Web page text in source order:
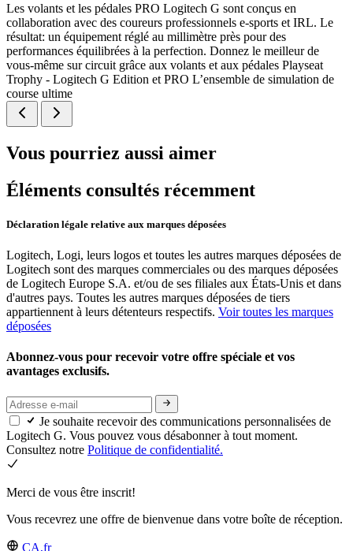
Les volants et les pédales PRO Logitech G sont conçus en
collaboration avec des coureurs professionnels e-sports et IRL. Le
résultat: un équipement réglé au millimètre près pour des
performances équilibrées à la perfection. Donnez le meilleur de
vous-même sur circuit grâce aux volants et aux pédales Playseat
Trophy - Logitech G Edition et PRO L’ensemble de simulation de
course ultime
Vous pourriez aussi aimer
Éléments consultés récemment
Déclaration légale relative aux marques déposées
Logitech, Logi, leurs logos et toutes les autres marques déposées de
Logitech sont des marques commerciales ou des marques déposées
de Logitech Europe S.A. et/ou de ses filiales aux États-Unis et dans
d'autres pays. Toutes les autres marques déposées de tiers
appartiennent à leurs détenteurs respectifs. Voir toutes les marques
déposées
Abonnez-vous pour recevoir votre offre spéciale et vos
avantages exclusifs.
Je souhaite recevoir des communications personnalisées de
Logitech G. Vous pouvez vous désabonner à tout moment.
Consultez notre Politique de confidentialité.
Merci de vous être inscrit!
Vous recevrez une offre de bienvenue dans votre boîte de réception.
CA,fr